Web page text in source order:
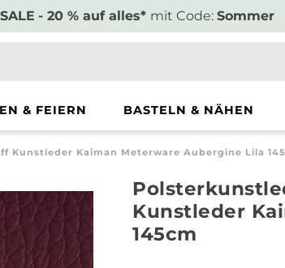
- 20 % auf alles* mit Code: Sommer
& FEIERN BASTELN & NÄHEN
Kunstleder Kaiman Meterware Aubergine Lila
Kunstleder
145cm